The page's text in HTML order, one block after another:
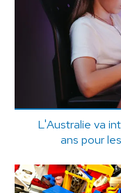
L'Australie va
ans pour